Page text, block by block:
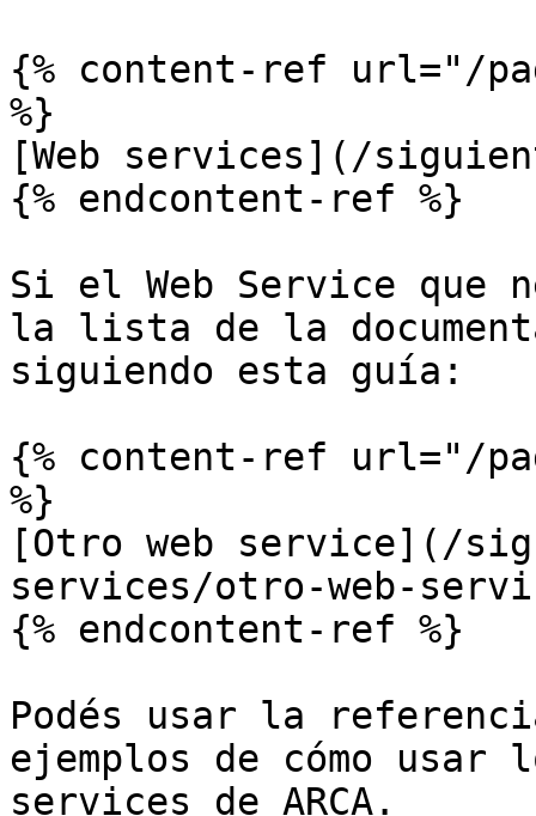
{% content-ref url="/
%}
[Web services](/
{% endcontent-ref %}
Si el Web Service que
la lista de la
siguiendo esta guía:
{% content-ref url="/
%}
[Otro web service](/
services/otro-web-
{% endcontent-ref %}
Podés usar la
ejemplos de cómo usar
services de ARCA.